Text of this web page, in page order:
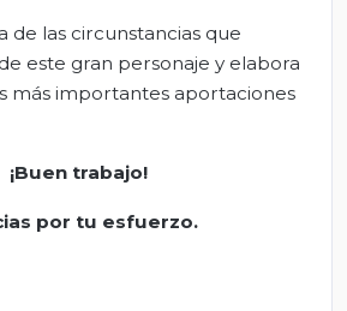
de las circunstancias que
este gran personaje y elabora
más importantes aportaciones
¡Buen trabajo!
por tu esfuerzo.